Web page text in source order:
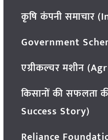
कृषि कंपनी समाचार
Government
एग्रीकल्चर मशीन
किसानों की सफलता
Success Story)